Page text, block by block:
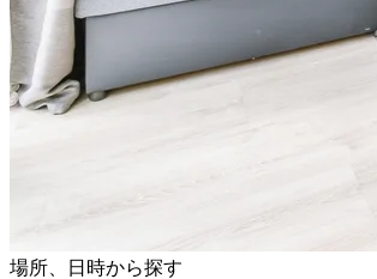
場所、日時から探す